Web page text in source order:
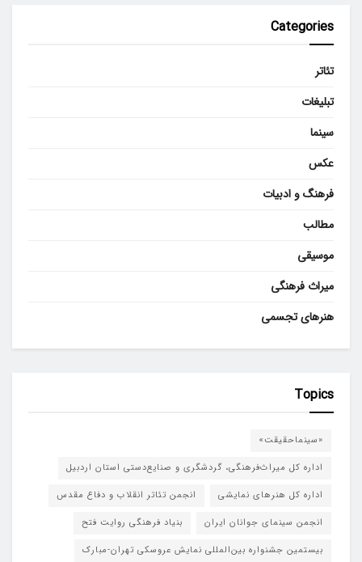
Categories
تئاتر
تبلیغات
سینما
عکس
فرهنگ و ادبیات
مطالب
موسیقی
میراث فرهنگی
هنرهای تجسمی
Topics
«سینماحقیقت»
اداره کل میراث‌فرهنگی، گردشگری و صنایع‌دستی استان اردبیل
اداره کل هنرهای نمایشی
انجمن تئاتر انقلاب و دفاع مقدس
انجمن سینمای جوانان ایران
بنیاد فرهنگی روایت فتح
بیستمین جشنواره بین‌المللی نمایش عروسکی تهران-مبارک